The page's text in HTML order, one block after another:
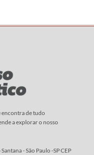
encontra de tudo
a explorar o nosso
- São Paulo -SP CEP